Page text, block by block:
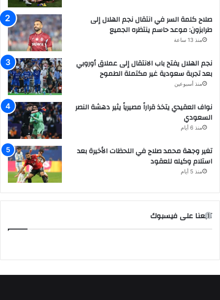
صلاح كلمة السر في انتقال نجم الهلال إلى
طرابزون: موعد حاسم ينتظره الجميع
منذ 13 ساعة
نجم الهلال يفتح باب الانتقال إلى عملاق أوروبي
بعد تجربة سعودية غير مكتملة الطموح
منذ أسبوعين
نواف العقيدي يتخذ قراراً مصيرياً يثير دهشة النصر
السعودي
منذ 6 أيام
تغير وجهة محمد صلاح في اللحظات الأخيرة بعد
استلام وكيله للعقود
منذ 5 أيام
تابعنا على فيسبوك